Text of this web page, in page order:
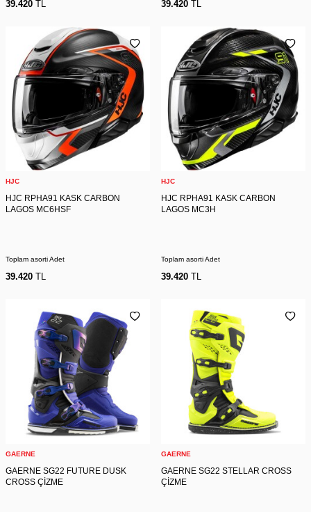
39.420 TL 39.420 TL
HJC
HJC RPHA91 KASK CARBON
LAGOS MC6HSF
Toplam asorti Adet
39.420 TL
HJC
HJC RPHA91 KASK CARBON
LAGOS MC3H
Toplam asorti Adet
39.420 TL
GAERNE
GAERNE SG22 FUTURE DUSK
CROSS ÇİZME
GAERNE
GAERNE SG22 STELLAR CROSS
ÇİZME